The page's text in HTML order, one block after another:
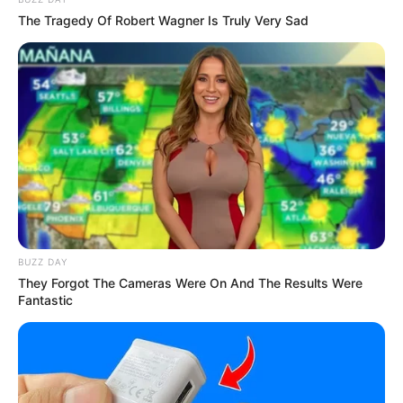
internet karena sudah tersimpan di galeri smartphone-mu.
Fitur SnapTik
(foto: playstore)
Sebagai aplikasi downloader video, tentunya SnapTik
menawarkan fitur-fitur terbaik agar pengguna tertarik
menggunakan aplikasi dan situs ini. Dan kami telah berhasil
The Tragedy Of Robert Wagner Is Truly Very Sad
BUZZ DAY
They Forgot The Cameras Were On And The Results Were
Fantastic